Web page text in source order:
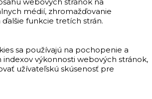
médií, zhromažďovanie
funkcie tretích strán.
sa používajú na pochopenie a
indexov výkonnosti webových stránok,
užívateľskú skúsenosť pre